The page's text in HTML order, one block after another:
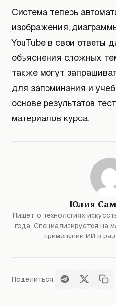
Система теперь
изображения,
YouTube в свои ответы
объяснения сложных
также могут
для запоминания и
основе результатов
материалов курса.
Юлия
Пишет о технологиях
года. Специализируется на
применении ИИ в
Поделиться: